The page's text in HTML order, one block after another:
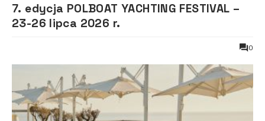
7. edycja POLBOAT YACHTING FESTIVAL –
23-26 lipca 2026 r.
0